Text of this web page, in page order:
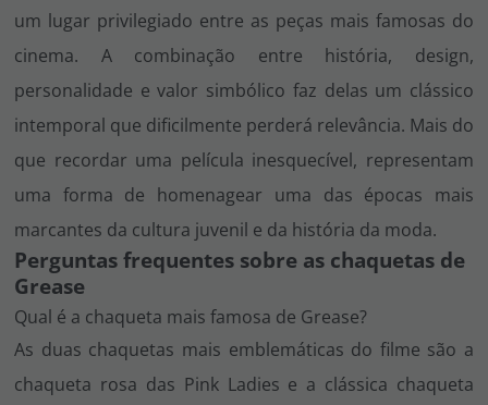
um lugar privilegiado entre as peças mais famosas do
cinema. A combinação entre história, design,
personalidade e valor simbólico faz delas um clássico
intemporal que dificilmente perderá relevância. Mais do
que recordar uma película inesquecível, representam
uma forma de homenagear uma das épocas mais
marcantes da cultura juvenil e da história da moda.
Perguntas frequentes sobre as chaquetas de
Grease
Qual é a chaqueta mais famosa de Grease?
As duas chaquetas mais emblemáticas do filme são a
chaqueta rosa das Pink Ladies e a clássica chaqueta